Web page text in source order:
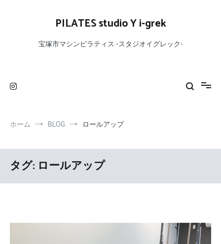
PILATES studio Y i-grek
宝塚市マシンピラティス -スタジオイグレック-
ホーム BLOG ロールアップ
タグ: ロールアップ